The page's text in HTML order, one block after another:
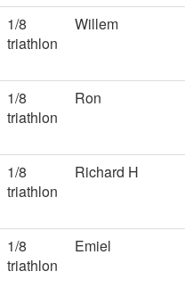
1/8
triathlon
Willem
1/8
triathlon
Ron
1/8
triathlon
Richard H
1/8
triathlon
Emiel